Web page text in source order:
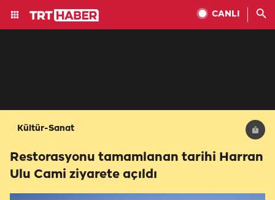
CANLI
Kültür-Sanat
Restorasyonu tamamlanan tarihi Harran
Ulu Cami ziyarete açıldı